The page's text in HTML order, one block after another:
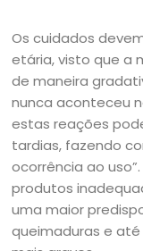
Os cuidados
etária, visto que a
de maneira
nunca aconteceu
estas reações
tardias, fazendo
ocorrência ao
produtos
uma maior
queimaduras e